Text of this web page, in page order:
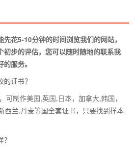
花5-10分钟的时间浏览我们的网站，
初步的评估，您可以随时随地的联系我
服务。
证书？
可制作美国,英国,日本，加拿大,韩国，
西兰,丹麦等国全套证书，只要找到样本